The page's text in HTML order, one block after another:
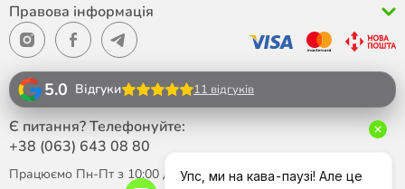
Правова інформація
5.0 Відгуки 11 відгуків
Є питання? Телефонуйте:
+38 (063) 643 08 80
Працюємо Пн-Пт з 10:00 до 18:00